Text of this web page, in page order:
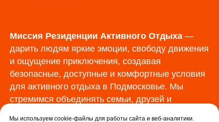
Миссия Резиденции Активного Отдыха —
дарить людям яркие эмоции, свободу движения
и ощущение приключения, создавая
безопасные, доступные и комфортные условия
для активного отдыха в Подмосковье. Мы
стремимся объединять семьи, друзей и
Мы используем cookie-файлы для работы сайта и веб-аналитики.